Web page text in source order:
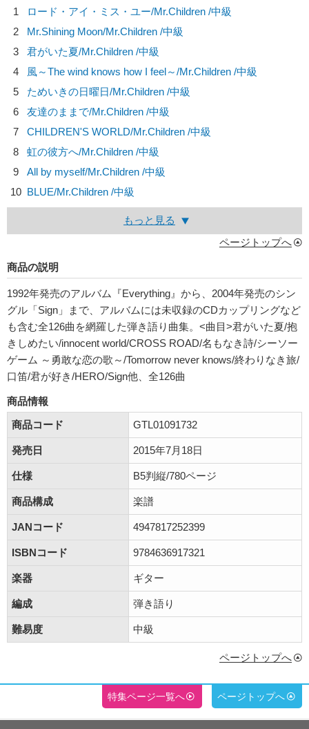
1
ロード・アイ・ミス・ユー/Mr.Children /中級
2
Mr.Shining Moon/Mr.Children /中級
3
君がいた夏/Mr.Children /中級
4
風～The wind knows how I feel～/Mr.Children /中級
5
ためいきの日曜日/Mr.Children /中級
6
友達のままで/Mr.Children /中級
7
CHILDREN'S WORLD/Mr.Children /中級
8
虹の彼方へ/Mr.Children /中級
9
All by myself/Mr.Children /中級
10 BLUE/Mr.Children /中級
もっと見る
ページトップへ
商品の説明
1992年発売のアルバム『Everything』から、2004年発売のシン
グル「Sign」まで、アルバムには未収録のCDカップリングなど
も含む全126曲を網羅した弾き語り曲集。<曲目>君がいた夏/抱
きしめたい/innocent world/CROSS ROAD/名もなき詩/シーソー
ゲーム ～勇敢な恋の歌～/Tomorrow never knows/終わりなき旅/
口笛/君が好き/HERO/Sign他、全126曲
商品情報
商品コード
GTL01091732
発売日 2015年7月18日
仕様 B5判縦/780ページ
商品構成 楽譜
JANコード 4947817252399
ISBNコード 9784636917321
楽器 ギター
編成 弾き語り
難易度 中級
ページトップへ
特集ページ一覧へ ページトップへ